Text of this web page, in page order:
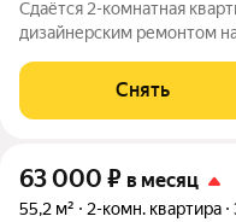
Сдаётся 2-комнатная
дизайнерским ремонтом
Стиральная машина Холодильник Посудомоечная машина
Снять
63 000 ₽ в месяц
55,2 м² 2-комн. квартира